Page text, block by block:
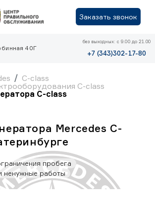
Заказать звонок
40Г
без выходных: с 9.00 до 21.00
+7 (343)302-17-80
C-class
C-class
C-class
Mercedes C-
пробега
ненужные работы